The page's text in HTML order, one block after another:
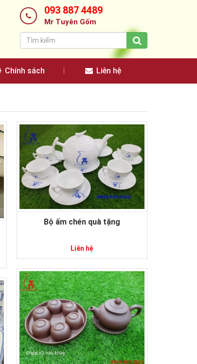
093 887 4489
Mr Tuyên Gốm
Chính sách Liên hệ
Bộ ấm chén quà tặng
Liên hệ